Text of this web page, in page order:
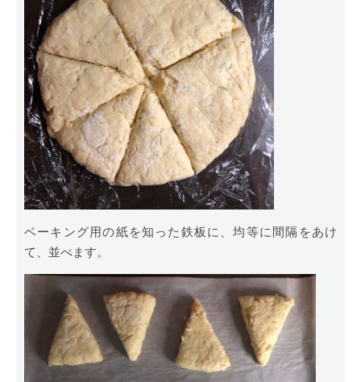
ベーキング用の紙を知った鉄板に、均等に間隔をあけ
て、並べます。